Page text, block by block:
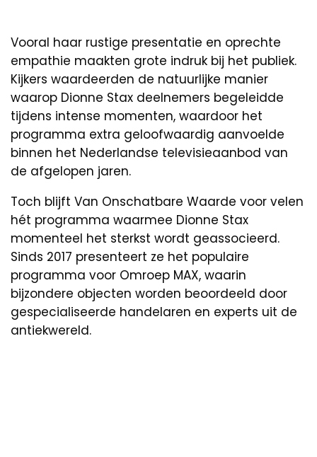
Vooral haar rustige presentatie en oprechte
empathie maakten grote indruk bij het publiek.
Kijkers waardeerden de natuurlijke manier
waarop Dionne Stax deelnemers begeleidde
tijdens intense momenten, waardoor het
programma extra geloofwaardig aanvoelde
binnen het Nederlandse televisieaanbod van
de afgelopen jaren.
Toch blijft Van Onschatbare Waarde voor velen
hét programma waarmee Dionne Stax
momenteel het sterkst wordt geassocieerd.
Sinds 2017 presenteert ze het populaire
programma voor Omroep MAX, waarin
bijzondere objecten worden beoordeeld door
gespecialiseerde handelaren en experts uit de
antiekwereld.